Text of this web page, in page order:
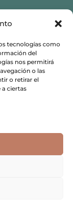
tecnologías como
del
nos permitirá
o las
o retirar el
ciertas
los